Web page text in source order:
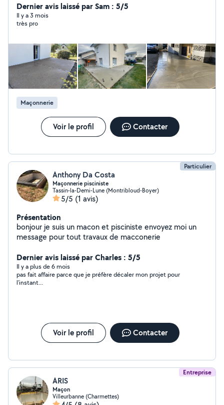
propre et de qualité. Devis gratuit et prix abordables. »
Dernier avis laissé par Sam : 5/5
Il y a 3 mois
très pro
Maçonnerie
Voir le profil Contacter
Particulier
Anthony Da Costa
Maçonnerie pisciniste
Tassin-la-Demi-Lune (Montribloud-Boyer)
5/5 (1 avis)
Présentation
bonjour je suis un macon et pisciniste envoyez moi un
message pour tout travaux de macconerie
Dernier avis laissé par Charles : 5/5
Il y a plus de 6 mois
pas fait affaire parce que je préfère décaler mon projet pour
l'instant...
Voir le profil Contacter
Entreprise
ARIS
Maçon
Villeurbanne (Charmettes)